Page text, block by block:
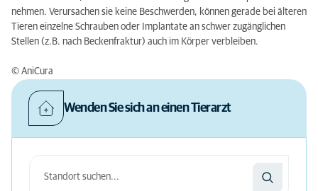
nehmen. Verursachen sie keine Beschwerden, können gerade bei älteren
Tieren einzelne Schrauben oder Implantate an schwer zugänglichen
Stellen (z.B. nach Beckenfraktur) auch im Körper verbleiben.
© AniCura
Wenden Sie sich an einen Tierarzt